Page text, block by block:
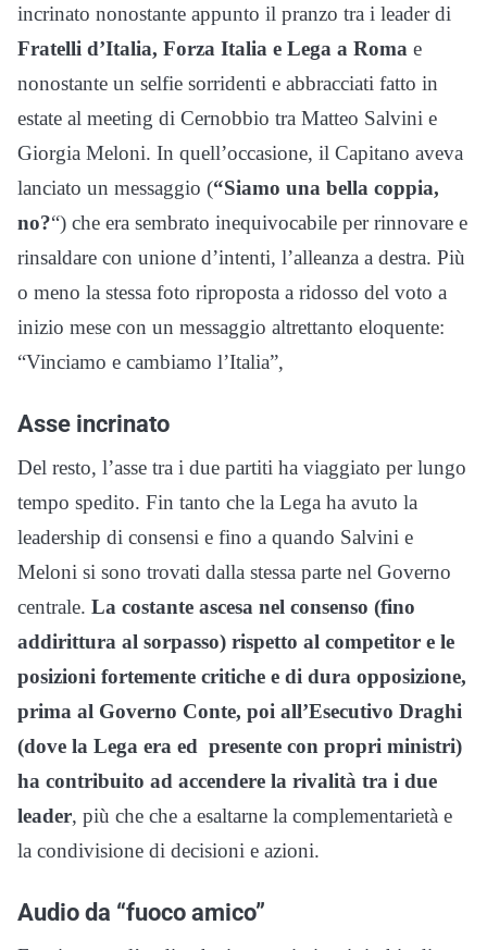
incrinato nonostante appunto il pranzo tra i leader di
Fratelli d’Italia, Forza Italia e Lega a Roma e
nonostante un selfie sorridenti e abbracciati fatto in
estate al meeting di Cernobbio tra Matteo Salvini e
Giorgia Meloni. In quell’occasione, il Capitano aveva
lanciato un messaggio (“Siamo una bella coppia,
no?“) che era sembrato inequivocabile per rinnovare e
rinsaldare con unione d’intenti, l’alleanza a destra. Più
o meno la stessa foto riproposta a ridosso del voto a
inizio mese con un messaggio altrettanto eloquente:
“Vinciamo e cambiamo l’Italia”,
Asse incrinato
Del resto, l’asse tra i due partiti ha viaggiato per lungo
tempo spedito. Fin tanto che la Lega ha avuto la
leadership di consensi e fino a quando Salvini e
Meloni si sono trovati dalla stessa parte nel Governo
centrale. La costante ascesa nel consenso (fino
addirittura al sorpasso) rispetto al competitor e le
posizioni fortemente critiche e di dura opposizione,
prima al Governo Conte, poi all’Esecutivo Draghi
(dove la Lega era ed presente con propri ministri)
ha contribuito ad accendere la rivalità tra i due
leader, più che che a esaltarne la complementarietà e
la condivisione di decisioni e azioni.
Audio da “fuoco amico”